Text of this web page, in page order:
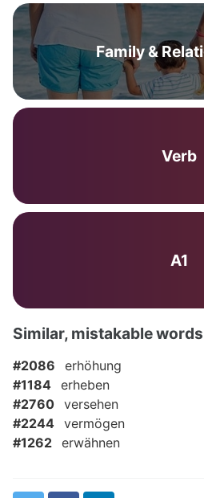
Family &
Verb
A1
Similar, mistakable words
#2086
erhöhung
#1184 erheben
#2760 versehen
#2244 vermögen
#1262 erwähnen